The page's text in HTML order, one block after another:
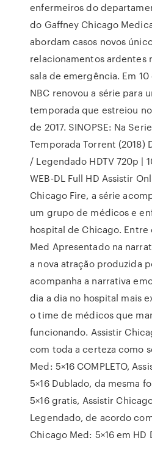
enfermeiros do
do Gaffney Chicago
abordam casos novos
relacionamentos ardentes
sala de emergência. Em 10
NBC renovou a série para
temporada que estreiou
de 2017. SINOPSE: Na
Temporada Torrent (2018)
/ Legendado HDTV 720p |
WEB-DL Full HD Assistir
Chicago Fire, a série
um grupo de médicos e
hospital de Chicago. Entre
Med Apresentado na
a nova atração produzida
acompanha a narrativa
dia a dia no hospital mais
o time de médicos que
funcionando. Assistir
com toda a certeza como
Med: 5×16 COMPLETO,
5×16 Dublado, da mesma
5×16 gratis, Assistir
Legendado, de acordo
Chicago Med: 5×16 em HD